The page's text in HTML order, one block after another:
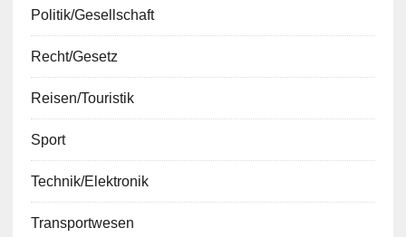
Politik/Gesellschaft
Recht/Gesetz
Reisen/Touristik
Sport
Technik/Elektronik
Transportwesen